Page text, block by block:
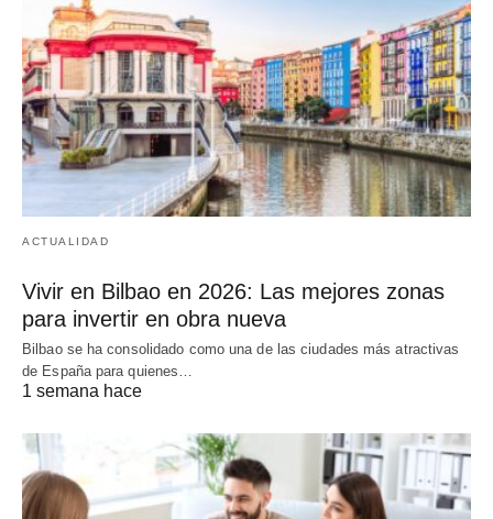
ACTUALIDAD
Vivir en Bilbao en 2026: Las mejores zonas
para invertir en obra nueva
Bilbao se ha consolidado como una de las ciudades más atractivas
de España para quienes…
1 semana hace